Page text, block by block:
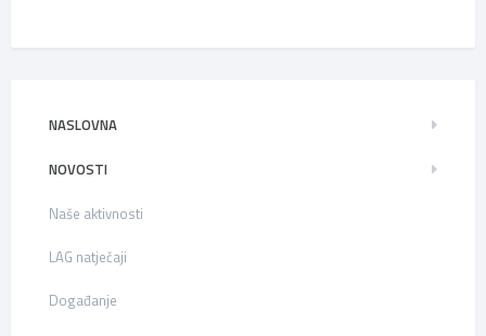
NASLOVNA
NOVOSTI
Naše aktivnosti
LAG natječaji
Događanje